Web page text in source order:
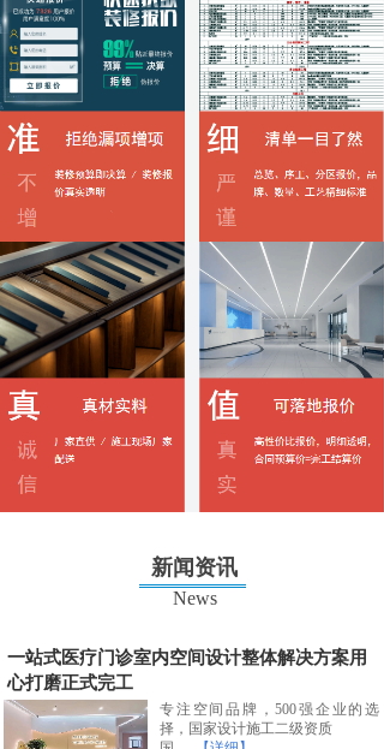
新闻资讯
News
一站式医疗门诊室内空间设计整体解决方案用
心打磨正式完工
专注空间品牌，500强企业的选
择，国家设计施工二级资质